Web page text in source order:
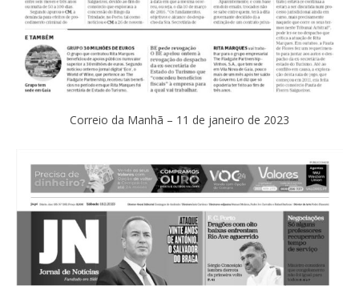
Correio da Manhã – 11 de janeiro de 2023